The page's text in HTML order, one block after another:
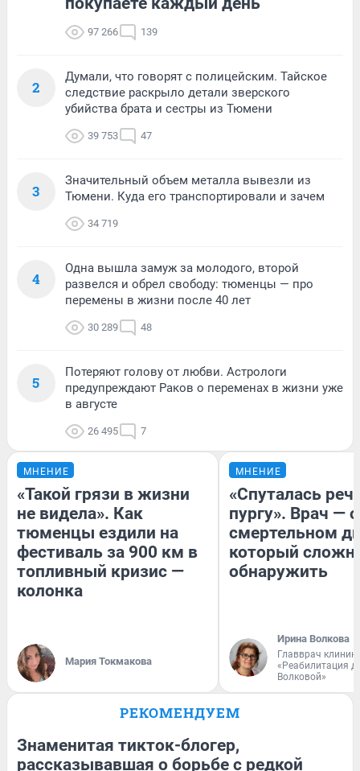
97 266 139
2
Думали, что говорят с полицейским. Тайское
следствие раскрыло детали зверского
убийства брата и сестры из Тюмени
39 753 47
3
Значительный объем металла вывезли из
Тюмени. Куда его транспортировали и зачем
34 719
4
Одна вышла замуж за молодого, второй
развелся и обрел свободу: тюменцы — про
перемены в жизни после 40 лет
30 289 48
5
Потеряют голову от любви. Астрологи
предупреждают Раков о переменах в жизни уже
в августе
26 495 7
МНЕНИЕ
«Такой грязи в жизни
не видела». Как
тюменцы ездили на
фестиваль за 900 км в
топливный кризис —
колонка
Мария Токмакова
МНЕНИЕ
«Спуталась
пургу». Врач — о
смертельном
который
обнаружить
Ирина Волкова
Главврач
«Реабилитация
Волковой»
РЕКОМЕНДУЕМ
Знаменитая тикток-блогер,
рассказывавшая о борьбе с редкой